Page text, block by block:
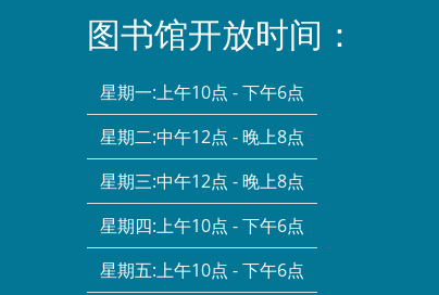
图书馆开放时间：
星期一:上午10点 - 下午6点
星期二:中午12点 - 晚上8点
星期三:中午12点 - 晚上8点
星期四:上午10点 - 下午6点
星期五:上午10点 - 下午6点